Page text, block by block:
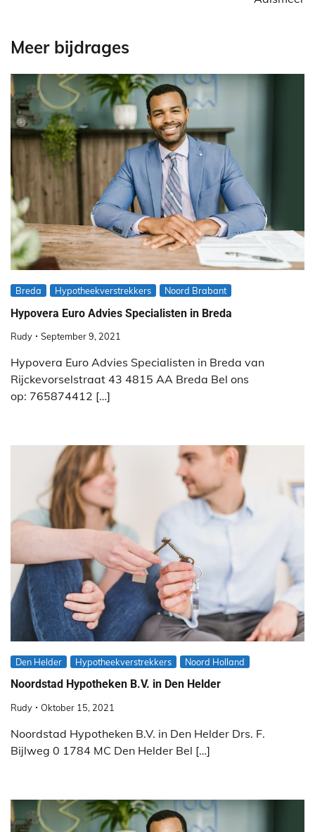
Meer bijdrages
Breda Hypotheekverstrekkers Noord Brabant
Hypovera Euro Advies Specialisten in Breda
Rudy September 9, 2021
Hypovera Euro Advies Specialisten in Breda van
Rijckevorselstraat 43 4815 AA Breda Bel ons
op: 765874412 […]
Den Helder Hypotheekverstrekkers Noord Holland
Noordstad Hypotheken B.V. in Den Helder
Rudy Oktober 15, 2021
Noordstad Hypotheken B.V. in Den Helder Drs. F.
Bijlweg 0 1784 MC Den Helder Bel […]